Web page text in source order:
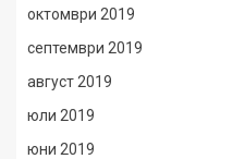
октомври 2019
септември 2019
август 2019
юли 2019
юни 2019